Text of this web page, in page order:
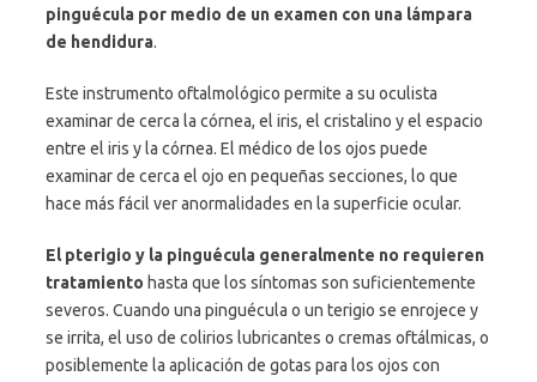
pinguécula por medio de un examen con una lámpara
de hendidura.
Este instrumento oftalmológico permite a su oculista
examinar de cerca la córnea, el iris, el cristalino y el espacio
entre el iris y la córnea. El médico de los ojos puede
examinar de cerca el ojo en pequeñas secciones, lo que
hace más fácil ver anormalidades en la superficie ocular.
El pterigio y la pinguécula generalmente no requieren
tratamiento hasta que los síntomas son suficientemente
severos. Cuando una pinguécula o un terigio se enrojece y
se irrita, el uso de colirios lubricantes o cremas oftálmicas, o
posiblemente la aplicación de gotas para los ojos con